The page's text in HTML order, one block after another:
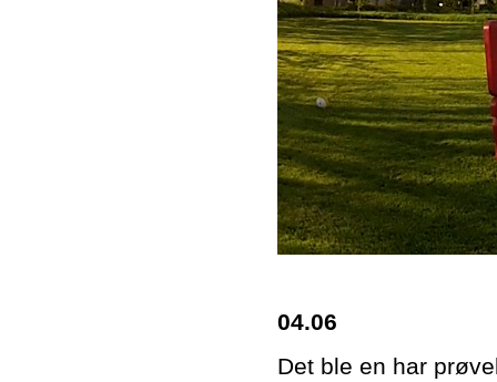
04.06
Det ble en har